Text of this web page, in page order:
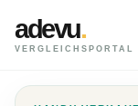
adevu.
VERGLEICHSPORTAL